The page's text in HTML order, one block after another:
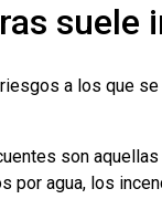
suele
a los que
son
por agua, los